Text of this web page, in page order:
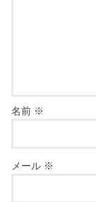
名前 ※
メール ※